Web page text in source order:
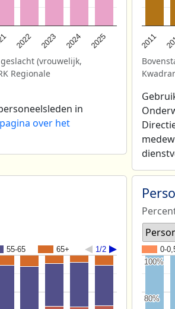
2022 2023 2024 2025
(vrouwelijk,
Regionale
in
pagina over het
2011
55-65 65+ 1/2 0-
80%
80%
100%
100%